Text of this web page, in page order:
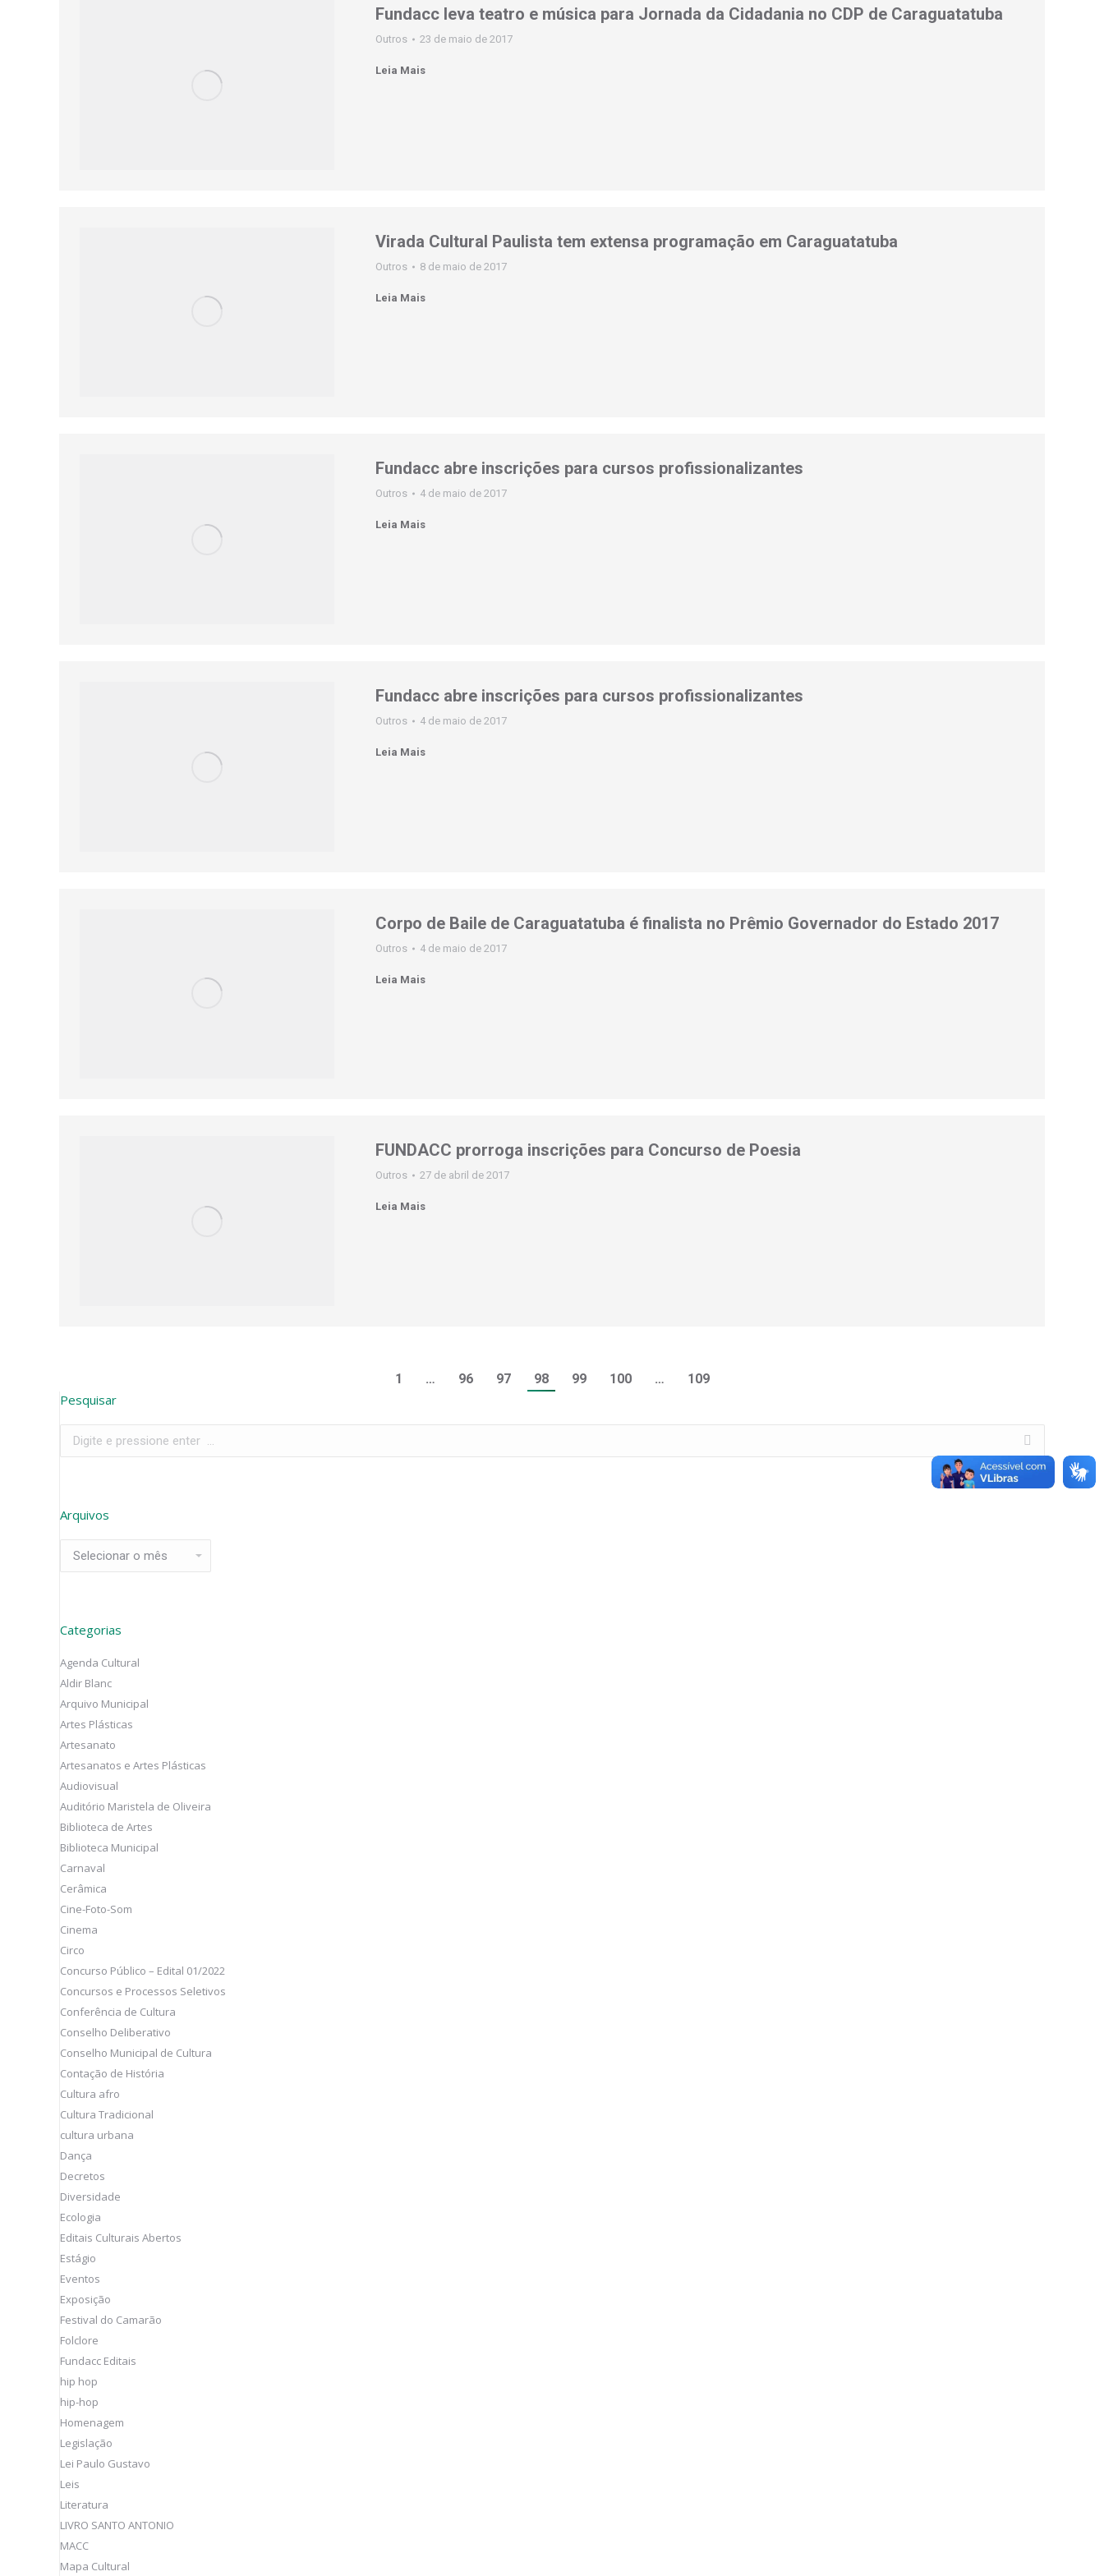
Fundacc leva teatro e música para Jornada da Cidadania no CDP de Caraguatatuba
Outros 23 de maio de 2017
Leia Mais
Virada Cultural Paulista tem extensa programação em Caraguatatuba
Outros 8 de maio de 2017
Leia Mais
Fundacc abre inscrições para cursos profissionalizantes
Outros 4 de maio de 2017
Leia Mais
Fundacc abre inscrições para cursos profissionalizantes
Outros 4 de maio de 2017
Leia Mais
Corpo de Baile de Caraguatatuba é finalista no Prêmio Governador do Estado 2017
Outros 4 de maio de 2017
Leia Mais
FUNDACC prorroga inscrições para Concurso de Poesia
Outros 27 de abril de 2017
Leia Mais
1 … 96 97 98 99 100 … 109
Pesquisar
Search:
Arquivos
Arquivos
Categorias
Agenda Cultural
Aldir Blanc
Arquivo Municipal
Artes Plásticas
Artesanato
Artesanatos e Artes Plásticas
Audiovisual
Auditório Maristela de Oliveira
Biblioteca de Artes
Biblioteca Municipal
Carnaval
Cerâmica
Cine-Foto-Som
Cinema
Circo
Concurso Público – Edital 01/2022
Concursos e Processos Seletivos
Conferência de Cultura
Conselho Deliberativo
Conselho Municipal de Cultura
Contação de História
Cultura afro
Cultura Tradicional
cultura urbana
Dança
Decretos
Diversidade
Ecologia
Editais Culturais Abertos
Estágio
Eventos
Exposição
Festival do Camarão
Folclore
Fundacc Editais
hip hop
hip-hop
Homenagem
Legislação
Lei Paulo Gustavo
Leis
Literatura
LIVRO SANTO ANTONIO
MACC
Mapa Cultural